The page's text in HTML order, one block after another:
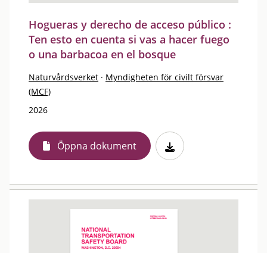
Hogueras y derecho de acceso público :
Ten esto en cuenta si vas a hacer fuego
o una barbacoa en el bosque
Naturvårdsverket · Myndigheten för civilt försvar
(MCF)
2026
Öppna dokument